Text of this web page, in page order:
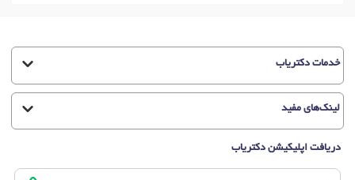
خدمات دکتریاب
لینک‌های مفید
دریافت اپلیکیشن دکتریاب